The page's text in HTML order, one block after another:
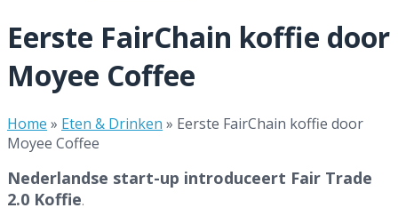
Eerste FairChain koffie door
Moyee Coffee
Home » Eten & Drinken » Eerste FairChain koffie door
Moyee Coffee
Nederlandse start-up introduceert Fair Trade
2.0 Koffie.